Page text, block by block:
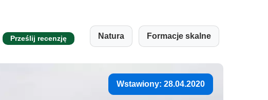
Prześlij recenzję Natura Formacje skalne
Wstawiony: 28.04.2020